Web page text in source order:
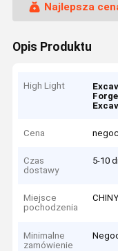
Najlepsza
Opis Produktu
High Light
Cena
Czas
dostawy
5-10
Miejsce
pochodzenia
CHINY
Minimalne
zamówienie